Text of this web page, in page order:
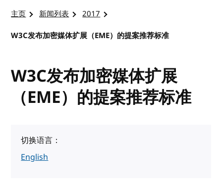
主页 新闻列表
2017
W3C发布加密媒体扩展（EME）的提案推荐标准
W3C发布加密媒体扩展
（EME）的提案推荐标准
切换语言：
English